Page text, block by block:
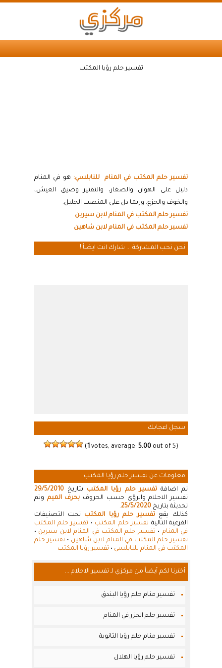
تفسير حلم رؤيا المكتب
تفسير حلم المكتب في المنام للنابلسي: هو في المنام
دليل على الهوان والصغار، والتقتير وضيق العيش،
والخوف والجزع. وربما دل على المنصب الجليل.
تفسير حلم المكتب في المنام لابن سيرين
تفسير حلم المكتب في المنام لابن شاهين
نحن نحب المشاركة ... شارك انت ايضاً !
سجل اعجابك
( 1 votes, average: 5.00 out of 5)
معلومات عن تفسير حلم رؤيا المكتب
تم اضافةتفسير حلم رؤيا المكتب بتاريخ 29/5/2010
تفسير الاحلام والرؤى حسب الحروف بحرف الميم وتم
تحديثة بتاريخ 25/5/2020
.
كذلك يقعتفسير حلم رؤيا المكتب تحت التصنيفات
الفرعية التالية تفسير حلم المكتب • تفسير حلم المكتب
في المنام • تفسير حلم المكتب في المنام لابن سيرين •
تفسير حلم المكتب في المنام لابن شاهين • تفسير حلم
المكتب في المنام للنابلسي • تفسير رؤيا المكتب
أخترنا لكم أيضاً من مركزي لـ تفسير الاحلام ...
تفسير منام حلم رؤيا البندق
تفسير حلم الجزر في المنام
تفسير منام حلم رؤيا الثانوية
تفسير حلم رؤيا الهلال